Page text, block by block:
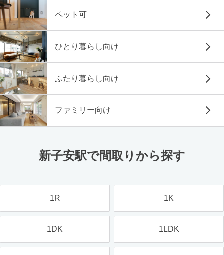
ペット可
ひとり暮らし向け
ふたり暮らし向け
ファミリー向け
新子安駅で間取りから探す
1R 1K
1DK 1LDK